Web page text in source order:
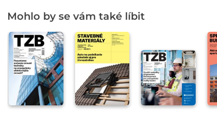
Mohlo by se vám také líbit